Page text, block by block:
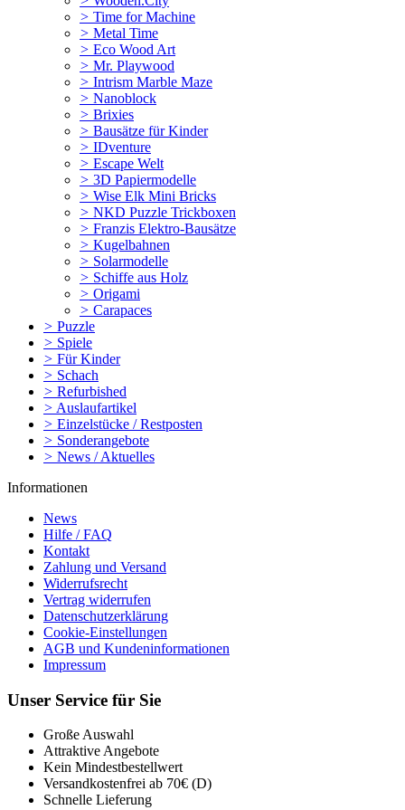
> Time for Machine
> Metal Time
> Eco Wood Art
> Mr. Playwood
> Intrism Marble Maze
> Nanoblock
> Brixies
> Bausätze für Kinder
> IDventure
> Escape Welt
> 3D Papiermodelle
> Wise Elk Mini Bricks
> NKD Puzzle Trickboxen
> Franzis Elektro-Bausätze
> Kugelbahnen
> Solarmodelle
> Schiffe aus Holz
> Origami
> Carapaces
> Puzzle
> Spiele
> Für Kinder
> Schach
> Refurbished
> Auslaufartikel
> Einzelstücke / Restposten
> Sonderangebote
> News / Aktuelles
Informationen
News
Hilfe / FAQ
Kontakt
Zahlung und Versand
Widerrufsrecht
Vertrag widerrufen
Datenschutzerklärung
Cookie-Einstellungen
AGB und Kundeninformationen
Impressum
Unser Service für Sie
Große Auswahl
Attraktive Angebote
Kein Mindestbestellwert
Versandkostenfrei ab 70€ (D)
Schnelle Lieferung